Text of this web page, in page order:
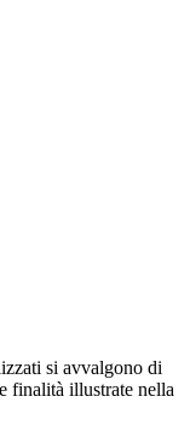
si avvalgono di
finalità illustrate nella